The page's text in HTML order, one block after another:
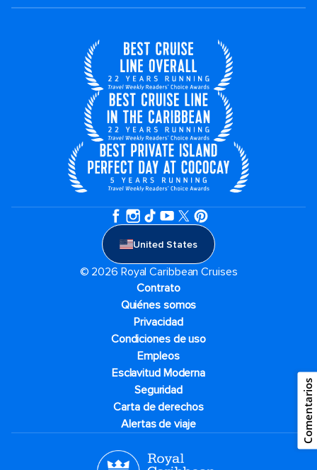
United States
© 2026 Royal Caribbean Cruises
Contrato
Quiénes somos
Privacidad
Condiciones de uso
Empleos
Esclavitud Moderna
Seguridad
Carta de derechos
Alertas de viaje
Comentarios